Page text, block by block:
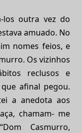
outra vez do
amuado. No
nomes feios, e
Os vizinhos
reclusos e
afinal pegou.
a anedota aos
chamam- me
Casmurro,